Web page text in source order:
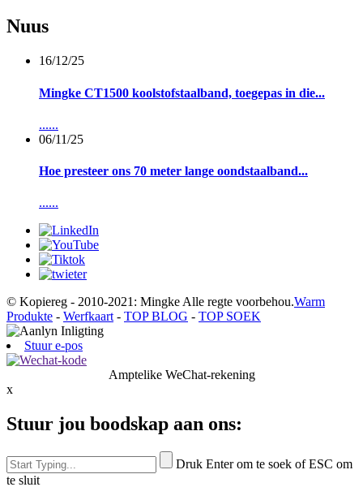
Nuus
16/12/25
Mingke CT1500 koolstofstaalband, toegepas in die...
......
06/11/25
Hoe presteer ons 70 meter lange oondstaalband...
......
© Kopiereg - 2010-2021: Mingke Alle regte voorbehou.Warm
Produkte - Werfkaart - TOP BLOG - TOP SOEK
Stuur e-pos
Amptelike WeChat-rekening
x
Stuur jou boodskap aan ons:
Druk Enter om te soek of ESC om
te sluit